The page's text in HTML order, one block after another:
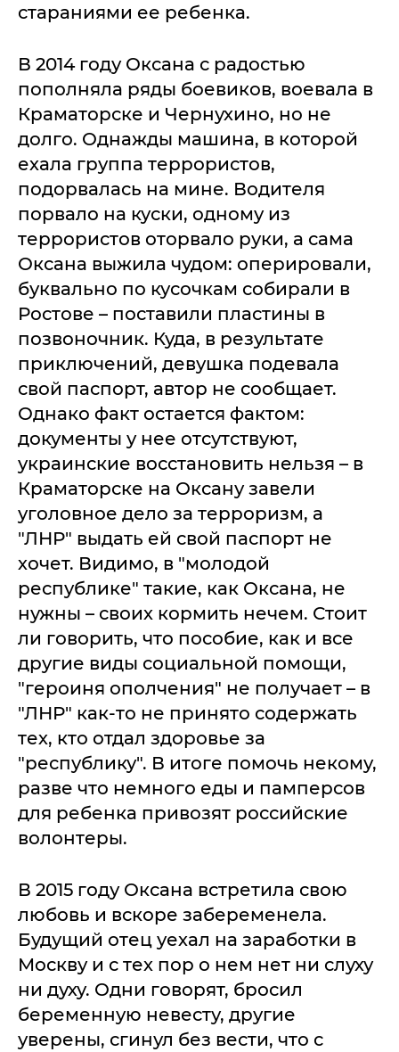
стараниями ее ребенка.
В 2014 году Оксана с радостью
пополняла ряды боевиков, воевала в
Краматорске и Чернухино, но не
долго. Однажды машина, в которой
ехала группа террористов,
подорвалась на мине. Водителя
порвало на куски, одному из
террористов оторвало руки, а сама
Оксана выжила чудом: оперировали,
буквально по кусочкам собирали в
Ростове – поставили пластины в
позвоночник. Куда, в результате
приключений, девушка подевала
свой паспорт, автор не сообщает.
Однако факт остается фактом:
документы у нее отсутствуют,
украинские восстановить нельзя – в
Краматорске на Оксану завели
уголовное дело за терроризм, а
"ЛНР" выдать ей свой паспорт не
хочет. Видимо, в "молодой
республике" такие, как Оксана, не
нужны – своих кормить нечем. Стоит
ли говорить, что пособие, как и все
другие виды социальной помощи,
"героиня ополчения" не получает – в
"ЛНР" как-то не принято содержать
тех, кто отдал здоровье за
"республику". В итоге помочь некому,
разве что немного еды и памперсов
для ребенка привозят российские
волонтеры.
В 2015 году Оксана встретила свою
любовь и вскоре забеременела.
Будущий отец уехал на заработки в
Москву и с тех пор о нем нет ни слуху
ни духу. Одни говорят, бросил
беременную невесту, другие
уверены, сгинул без вести, что с